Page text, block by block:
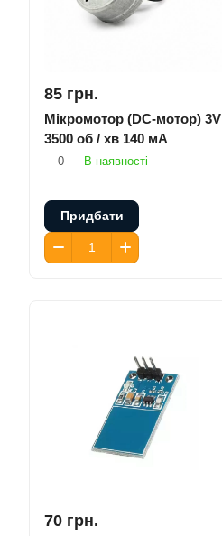
85 грн.
Мікромотор (DC-мотор) 3V
3500 об / хв 140 мА
0 В наявності
Придбати
70 грн.